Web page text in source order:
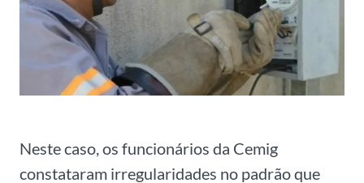
Neste caso, os funcionários da Cemig
constataram irregularidades no padrão que